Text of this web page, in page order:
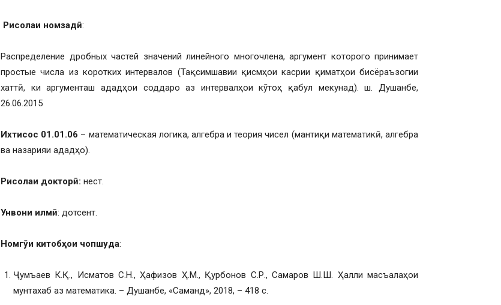
Рисолаи номзадӣ:
Распределение дробных частей значений линейного многочлена, аргумент которого принимает
простые числа из коротких интервалов (Тақсимшавии қисмҳои касрии қиматҳои бисёраъзогии
хаттӣ, ки аргументаш ададҳои соддаро аз интервалҳои кӯтоҳ қабул мекунад). ш. Душанбе,
26.06.2015
Ихтисос 01.01.06 – математическая логика, алгебра и теория чисел (мантиқи математикӣ, алгебра
ва назарияи ададҳо).
Рисолаи докторӣ: нест.
Унвони илмӣ: дотсент.
Номгӯи китобҳои чопшуда:
Ҷумъаев К.Қ., Исматов С.Н., Ҳафизов Ҳ.М., Қурбонов С.Р., Самаров Ш.Ш. Ҳалли масъалаҳои
мунтахаб аз математика. – Душанбе, «Саманд», 2018, – 418 с.